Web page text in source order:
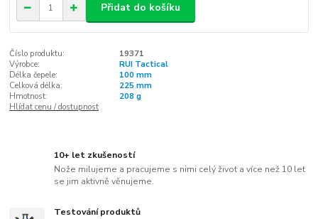
Přidat do košíku
Číslo produktu:
19371
Výrobce:
RUI Tactical
Délka čepele:
100 mm
Celková délka:
225 mm
Hmotnost:
208 g
Hlídat cenu / dostupnost
10+ let zkušeností
Nože milujeme a pracujeme s nimi celý život a více než 10 let
se jim aktivně věnujeme.
Testování produktů